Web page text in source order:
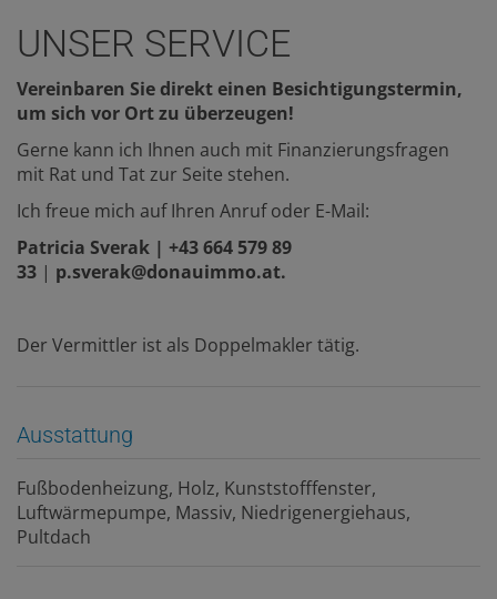
UNSER SERVICE
Vereinbaren Sie direkt einen Besichtigungstermin,
um sich vor Ort zu überzeugen!
Gerne kann ich Ihnen auch mit Finanzierungsfragen
mit Rat und Tat zur Seite stehen.
Ich freue mich auf Ihren Anruf oder E-Mail:
Patricia Sverak | +43 664 579 89
33 | p.sverak@donauimmo.at.
Der Vermittler ist als Doppelmakler tätig.
Ausstattung
Fußbodenheizung Holz Kunststofffenster
Luftwärmepumpe Massiv Niedrigenergiehaus
Pultdach